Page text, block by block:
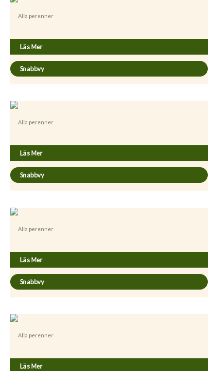
Alla perenner
Läs Mer
Snabbvy
Alla perenner
Läs Mer
Snabbvy
Alla perenner
Läs Mer
Snabbvy
Alla perenner
Läs Mer